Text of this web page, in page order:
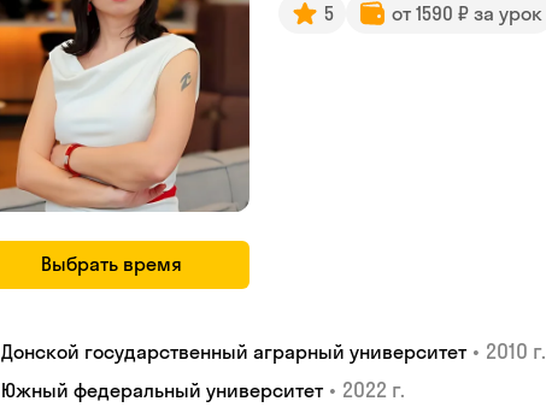
Выбрать время
5 от 1590 ₽ за урок
Донской государственный аграрный университет • 2010 г.
Южный федеральный университет • 2022 г.